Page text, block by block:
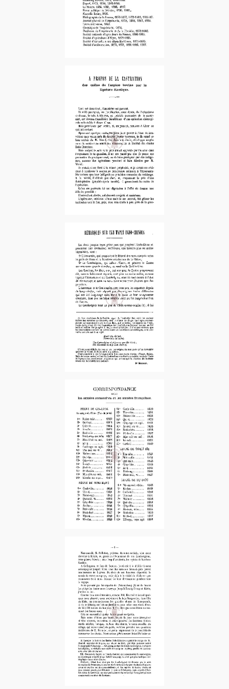
1889-1er Sem.
1889-2e Sem. – 1er fascicule
1889-2e Sem. – 2e fascicule
1891
1892-1er Sem. – 1er Fascicule
1893
1888-2e sem. – 2e fascicule
1888-2e sem. – 3e fascicule
1888-3e Tri.
1889-1er Sem.